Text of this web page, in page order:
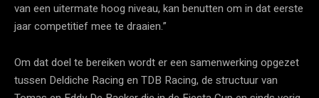
van een uitermate hoog niveau, kan benutten om in dat eerste
jaar competitief mee te draaien.”
Om dat doel te bereiken wordt er een samenwerking opgezet
tussen Deldiche Racing en TDB Racing, de structuur van